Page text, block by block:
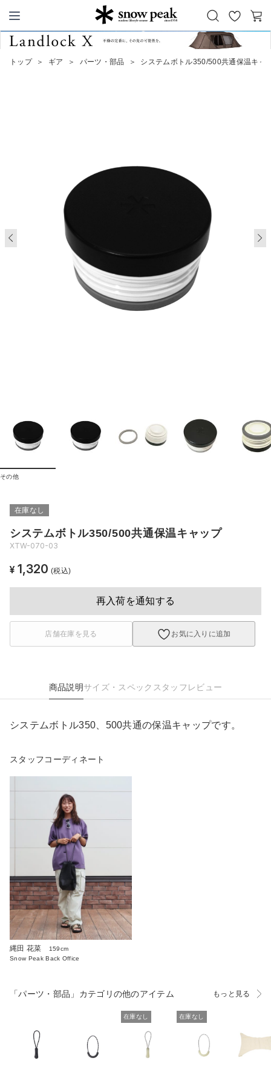
Snow Peak
お
気
に
カ
ト
トップ ＞ ギア ＞ パーツ・部品 ＞ システムボトル350/500共通保温キャ
その他
在庫なし
システムボトル350/500共通保温キャップ
XTW-070-03
¥ 1,320 (税込)
再入荷を通知する
店舗在庫を見る お気に入りに追加
商品説明サイズ・スペック スタッフレビュー
システムボトル350、500共通の保温キャップです。
スタッフコーディネート
縄田 花菜
159cm
Snow Peak Back Office
「パーツ・部品」カテゴリの他のアイテム もっと見る
在庫なし 在庫なし